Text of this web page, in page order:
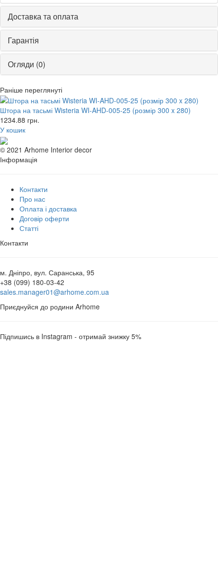
Доставка та оплата
Гарантія
Огляди (0)
Раніше переглянуті
Штора на тасьмі Wisteria WI-AHD-005-25 (розмір 300 x 280)
1234.88 грн.
У кошик
© 2021 Arhome Interior decor
Інформація
Контакти
Про нас
Оплата і доставка
Договір оферти
Статті
Контакти
м. Дніпро, вул. Саранська, 95
+38 (099) 180-03-42
sales.manager01@arhome.com.ua
Приєднуйся до родини Arhome
Підпишись в Instagram - отримай знижку 5%